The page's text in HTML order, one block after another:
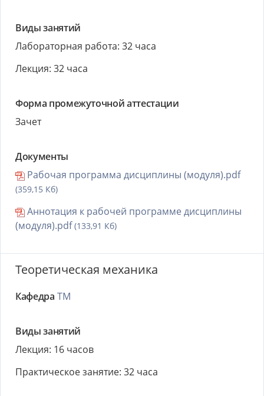
Виды занятий
Лабораторная работа: 32 часа
Лекция: 32 часа
Форма промежуточной аттестации
Зачет
Документы
Рабочая программа дисциплины (модуля).pdf
(359,15 Кб)
Аннотация к рабочей программе дисциплины
(модуля).pdf(133,91 Кб)
Теоретическая механика
Кафедра ТМ
Виды занятий
Лекция: 16 часов
Практическое занятие: 32 часа